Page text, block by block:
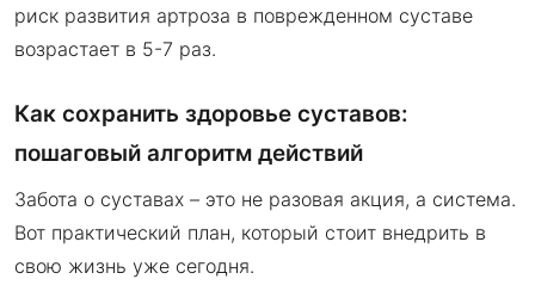
риск развития артроза в поврежденном суставе
возрастает в 5-7 раз.
Как сохранить здоровье суставов:
пошаговый алгоритм действий
Забота о суставах – это не разовая акция, а система.
Вот практический план, который стоит внедрить в
свою жизнь уже сегодня.